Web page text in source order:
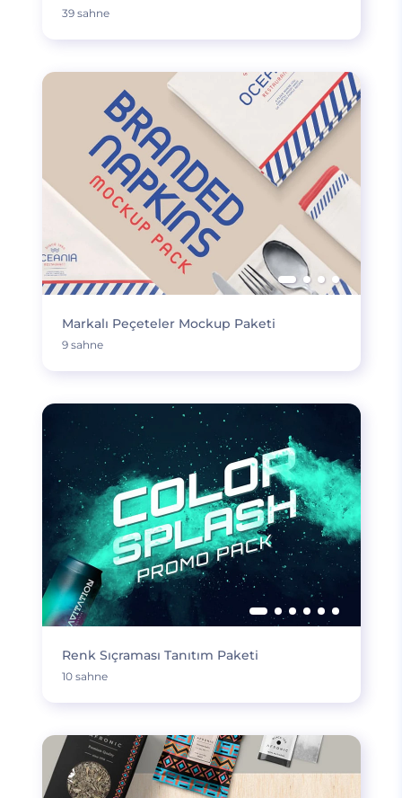
39 sahne
Markalı Peçeteler Mockup Paketi
9 sahne
Renk Sıçraması Tanıtım Paketi
10 sahne